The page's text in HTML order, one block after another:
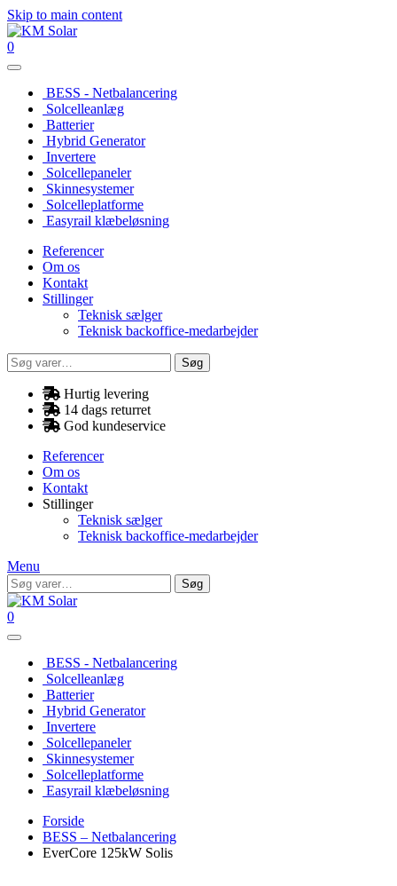
Skip to main content
0
BESS - Netbalancering
Solcelleanlæg
Batterier
Hybrid Generator
Invertere
Solcellepaneler
Skinnesystemer
Solcelleplatforme
Easyrail klæbeløsning
Referencer
Om os
Kontakt
Stillinger
Teknisk sælger
Teknisk backoffice-medarbejder
Søg
efter:
Søg
Hurtig levering
14 dags returret
God kundeservice
Referencer
Om os
Kontakt
Stillinger
Teknisk sælger
Teknisk backoffice-medarbejder
Menu
Søg
efter:
Søg
0
BESS - Netbalancering
Solcelleanlæg
Batterier
Hybrid Generator
Invertere
Solcellepaneler
Skinnesystemer
Solcelleplatforme
Easyrail klæbeløsning
Forside
BESS – Netbalancering
EverCore 125kW Solis